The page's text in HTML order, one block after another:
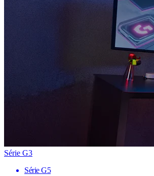
Série G3
Série G5